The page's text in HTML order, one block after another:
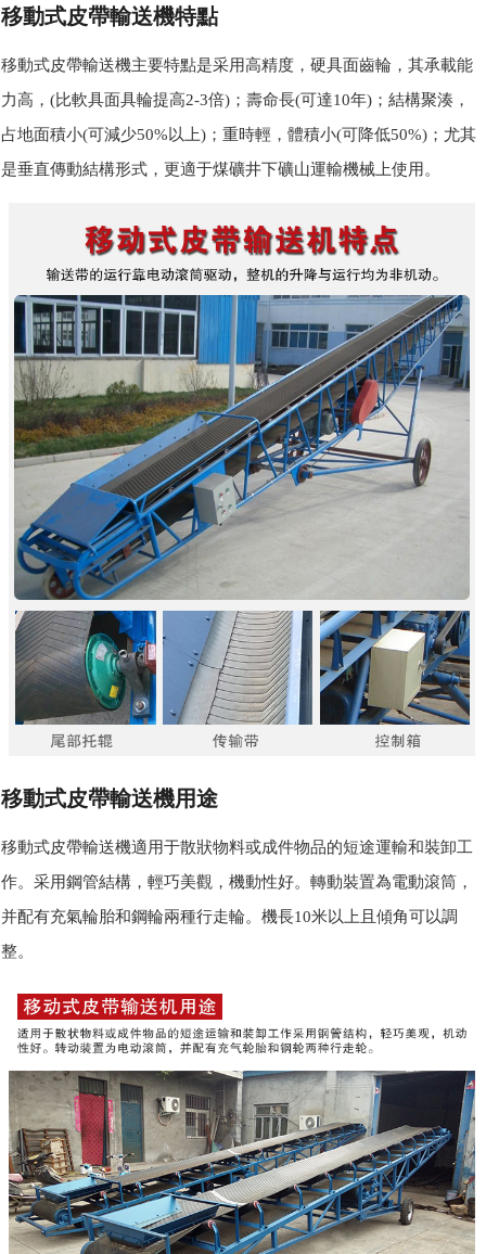
移動式皮帶輸送機特點
移動式皮帶輸送機主要特點是采用高精度，硬具面齒輪，其承載能
力高，(比軟具面具輪提高2-3倍)；壽命長(可達10年)；結構聚湊，
占地面積小(可減少50%以上)；重時輕，體積小(可降低50%)；尤其
是垂直傳動結構形式，更適于煤礦井下礦山運輸機械上使用。
移動式皮帶輸送機用途
移動式皮帶輸送機適用于散狀物料或成件物品的短途運輸和裝卸工
作。采用鋼管結構，輕巧美觀，機動性好。轉動裝置為電動滾筒，
并配有充氣輪胎和鋼輪兩種行走輪。機長10米以上且傾角可以調
整。